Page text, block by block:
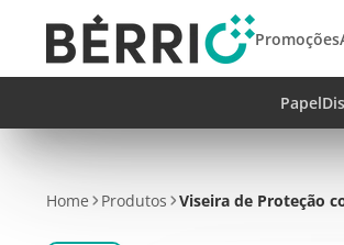
Promoções
Papel
Home Produtos Viseira de Proteção